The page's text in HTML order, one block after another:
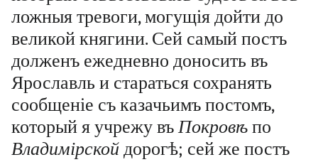
ложныя тревоги, могущія дойти до
великой княгини. Сей самый постъ
долженъ ежедневно доносить въ
Ярославль и стараться сохранять
сообщеніе съ казачьимъ постомъ,
который я учрежу въ Покровѣ по
Владимірской дорогѣ; сей же постъ